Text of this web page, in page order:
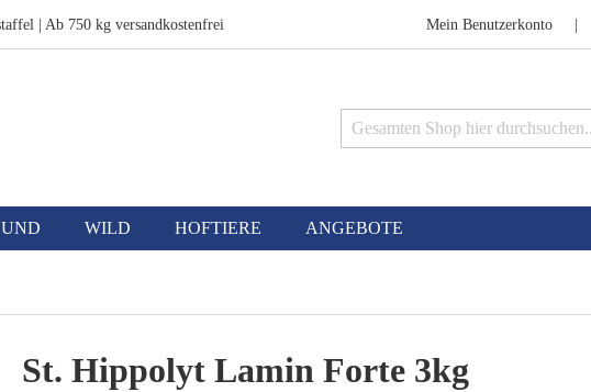
Mein Benutzerkonto
| Ab 750 kg versandkostenfrei
WILD HOFTIERE ANGEBOTE
St. Hippolyt Lamin Forte 3kg